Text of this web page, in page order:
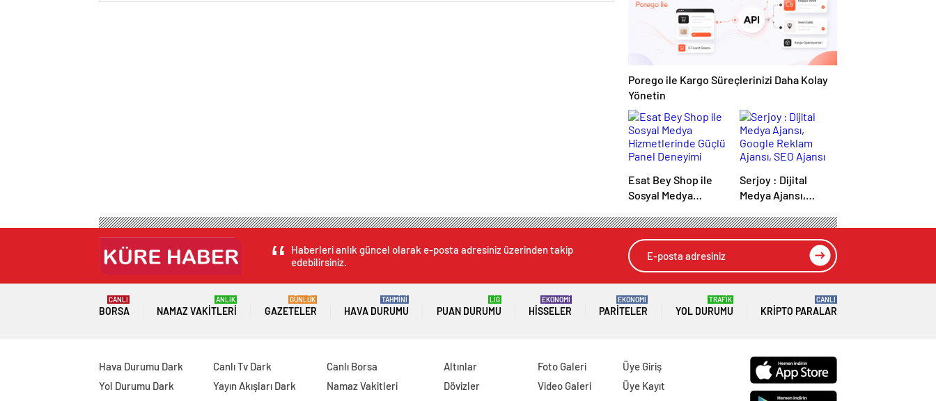
Sunuyor
Porego ile Kargo Süreçlerinizi Daha Kolay
Yönetin
Esat Bey Shop ile
Sosyal Medya
Güçlü Panel
Deneyimi
Serjoy : Dijital
Medya Ajansı,
Ajansı, SEO Ajansı
ve Web Tasarım
Haberleri anlık güncel olarak e-posta adresiniz üzerinden takip
edebilirsiniz.
BORSA
CANLI
NAMAZ VAKITLERI
ANLIK
GAZETELER
GÜNLÜK
HAVA DURUMU
TAHMİNİ
PUAN DURUMU
LİG
HISSELER
EKONOMİ
PARITELER
EKONOMİ
YOL DURUMU
TRAFİK
KRIPTO PARALAR
CANLI
Hava Durumu Dark
Yol Durumu Dark
Canlı Tv Dark
Yayın Akışları Dark
Canlı Borsa
Namaz Vakitleri
Altınlar
Dövizler
Foto Galeri
Video Galeri
Üye Giriş
Üye Kayıt